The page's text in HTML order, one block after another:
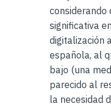
considerando
significativa
digitalización
española, al
bajo (una
parecido al
la necesidad